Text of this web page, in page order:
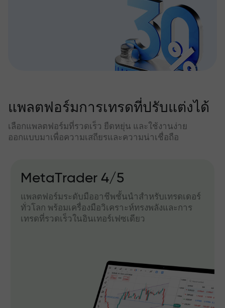
แพลตฟอร์มการเทรดที่ปรับแต่งได้
เลือกแพลตฟอร์มที่รวดเร็ว ยืดหยุ่น และใช้งานง่าย
ออกแบบมาเพื่อความเสถียรและความน่าเชื่อถือ
MetaTrader 4/5
แพลตฟอร์มระดับมืออาชีพชั้นนำสำหรับเทรดเดอร์
ทั่วโลก พร้อมเครื่องมือวิเคราะห์ทรงพลังและการ
เทรดที่รวดเร็วในอินเทอร์เฟซเดียว